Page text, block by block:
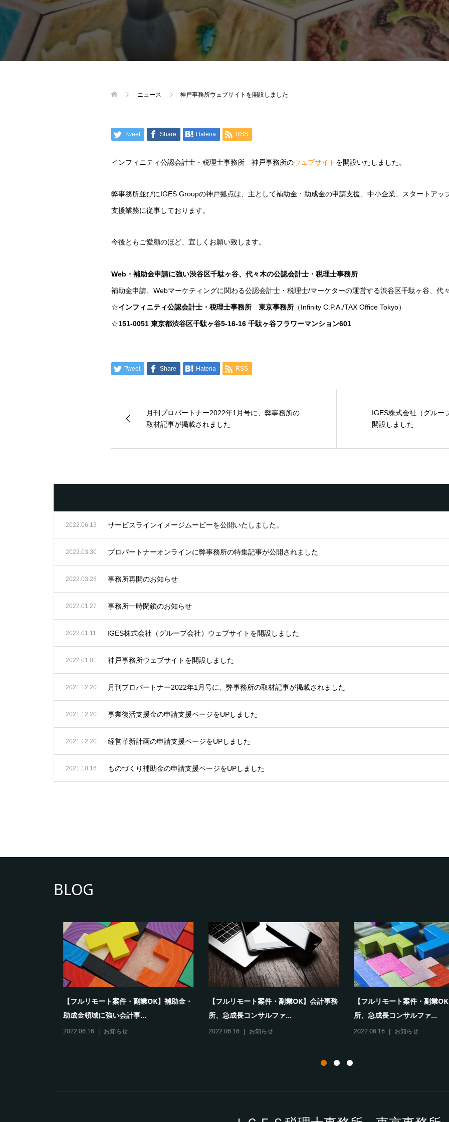
ニュース 神戸事務所ウェブサイトを開設しました
Tweet Share Hatena RSS
インフィニティ公認会計士・税理士事務所 神戸事務所のウェブサイト を開設いたしました。
弊事務所並びにIGES Groupの神戸拠点は、主として補助金・助成金の申請支援、中小企業、スタートアッ
支援業務に従事しております。
今後ともご愛顧のほど、宜しくお願い致します。
Web・補助金申請に強い渋谷区千駄ヶ谷、代々木の公認会計士・税理士事務所
補助金申請、Webマーケティングに関わる公認会計士・税理士/マーケターの運営する渋谷区千駄ヶ谷、代
☆インフィニティ公認会計士・税理士事務所 東京事務所 （Infinity C.P.A./TAX Office Tokyo）
☆151-0051 東京都渋谷区千駄ヶ谷5-16-16 千駄ヶ谷フラワーマンション601
Tweet Share Hatena RSS
月刊プロパートナー2022年1月号に、弊事務所の
取材記事が掲載されました
IGES株式会社（グルー
開設しました
2022.06.13 サービスラインイメージムービーを公開いたしました。
2022.03.30 プロパートナーオンラインに弊事務所の特集記事が公開されました
2022.03.28 事務所再開のお知らせ
2022.01.27 事務所一時閉鎖のお知らせ
2022.01.11 IGES株式会社（グループ会社）ウェブサイトを開設しました
2022.01.01 神戸事務所ウェブサイトを開設しました
2021.12.20 月刊プロパートナー2022年1月号に、弊事務所の取材記事が掲載されました
2021.12.20 事業復活支援金の申請支援ページをUPしました
2021.12.20 経営革新計画の申請支援ページをUPしました
2021.10.16 ものづくり補助金の申請支援ページをUPしました
BLOG
【フルリモート案件・副業OK】補助金・
助成金領域に強い会計事...
2022.06.16 お知らせ
【フルリモート案件・副業OK】会計事務
所、急成長コンサルファ...
2022.06.16 お知らせ
【フルリモート案件・副業OK】
所、急成長コンサルファ...
2022.06.16 お知らせ